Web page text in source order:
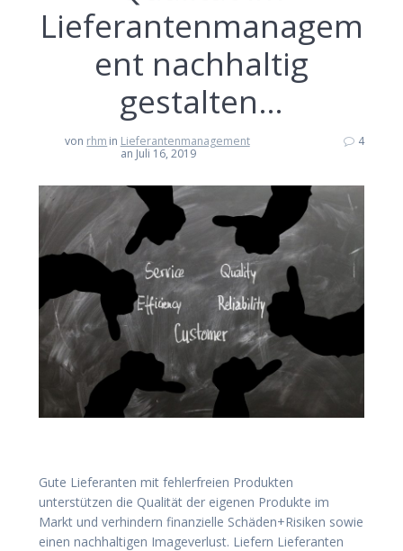
Lieferantenmanagem
ent nachhaltig
gestalten…
von rhm in Lieferantenmanagement
an Juli 16, 2019
4
Gute Lieferanten mit fehlerfreien Produkten
unterstützen die Qualität der eigenen Produkte im
Markt und verhindern finanzielle Schäden+Risiken sowie
einen nachhaltigen Imageverlust. Liefern Lieferanten